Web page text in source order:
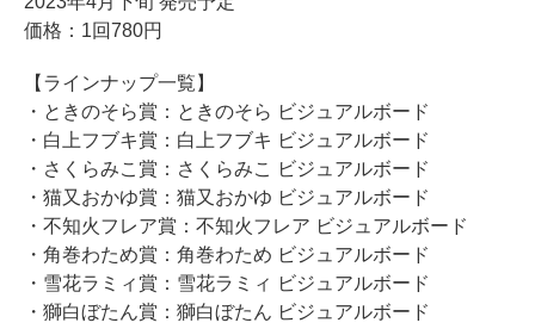
価格：1回780円
【ラインナップ一覧】
・ときのそら賞：ときのそら ビジュアルボード
・白上フブキ賞：白上フブキ ビジュアルボード
・さくらみこ賞：さくらみこ ビジュアルボード
・猫又おかゆ賞：猫又おかゆ ビジュアルボード
・不知火フレア賞：不知火フレア ビジュアルボード
・角巻わため賞：角巻わため ビジュアルボード
・雪花ラミィ賞：雪花ラミィ ビジュアルボード
・獅白ぼたん賞：獅白ぼたん ビジュアルボード